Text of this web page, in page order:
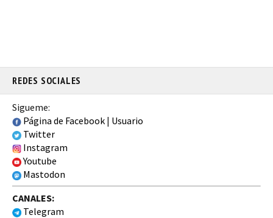
REDES SOCIALES
Sigueme:
Página de Facebook | Usuario
Twitter
Instagram
Youtube
Mastodon
CANALES:
Telegram